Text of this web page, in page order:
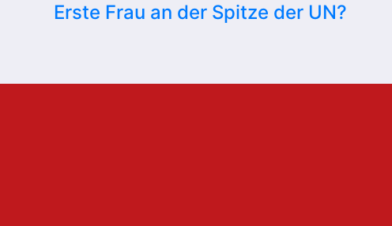
Erste Frau an der Spitze der UN?